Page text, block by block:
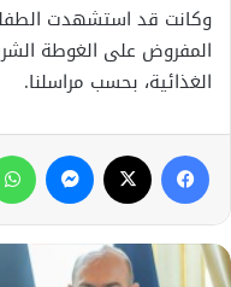
وكانت قد استشهدت
المفروض على الغوطة
الغذائية، بحسب مراسلنا.
فيسبوك ماسنجر